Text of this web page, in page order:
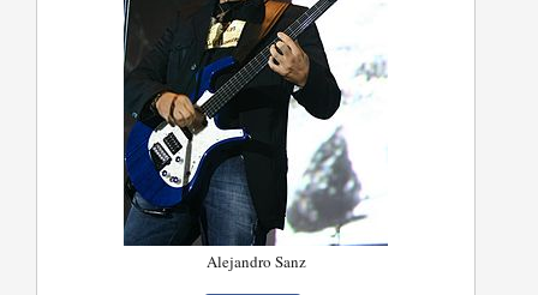
Alejandro Sanz